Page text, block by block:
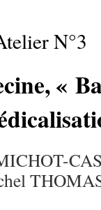
N°3
«